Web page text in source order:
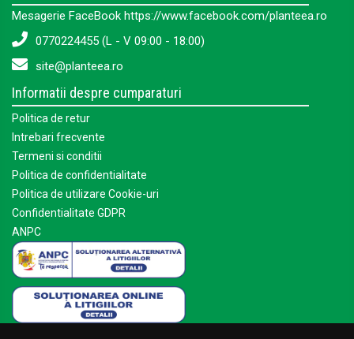
Mesagerie FaceBook https://www.facebook.com/planteea.ro
0770224455 (L - V 09:00 - 18:00)
site@planteea.ro
Informatii despre cumparaturi
Politica de retur
Intrebari frecvente
Termeni si conditii
Politica de confidentialitate
Politica de utilizare Cookie-uri
Confidentialitate GDPR
ANPC